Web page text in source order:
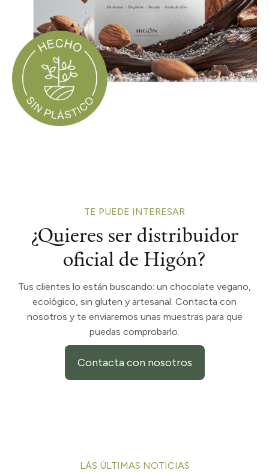
TE PUEDE INTERESAR
¿Quieres ser distribuidor
oficial de Higón?
Tus clientes lo están buscando: un chocolate vegano,
ecológico, sin gluten y artesanal. Contacta con
nosotros y te enviaremos unas muestras para que
puedas comprobarlo.
Contacta con nosotros
LÁS ÚLTIMAS NOTICIAS